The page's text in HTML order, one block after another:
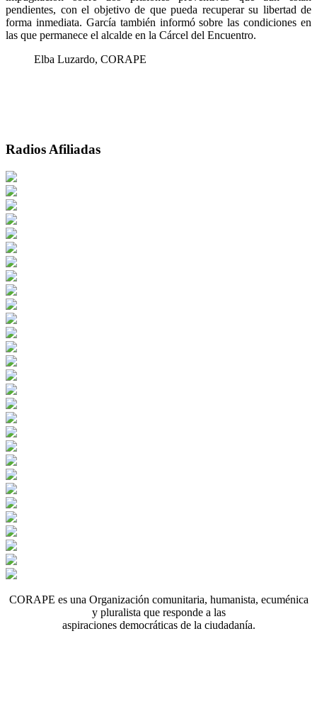
pendientes, con el objetivo de que pueda recuperar su libertad de
forma inmediata. García también informó sobre las condiciones en
las que permanece el alcalde en la Cárcel del Encuentro.
Elba Luzardo, CORAPE
Radios Afiliadas
CORAPE es una Organización comunitaria, humanista, ecuménica
y pluralista que responde a las
aspiraciones democráticas de la ciudadanía.